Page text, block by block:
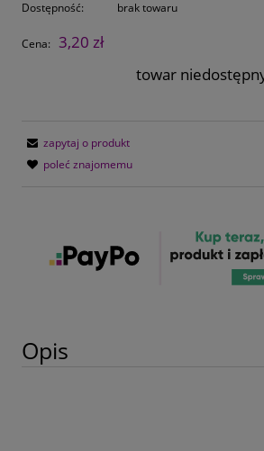
Dostępność: brak towaru
Cena: 3,20 zł
towar
zapytaj o produkt
poleć znajomemu
Opis